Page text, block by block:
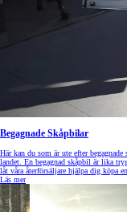
Begagnade Skåpbilar
Här kan du som är ute efter
landet. En begagnad skåpbil är lika
låt våra återförsäljare hjälpa dig köpa
Läs mer